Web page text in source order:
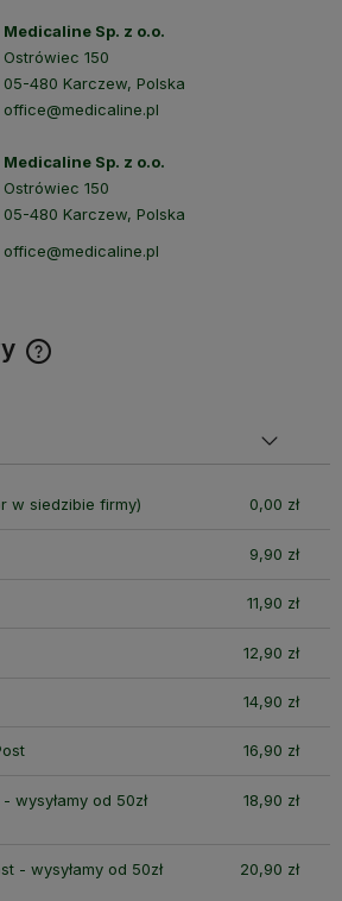
Medicaline Sp. z o.o.
Ostrówiec 150
05-480 Karczew, Polska
office@medicaline.pl
Medicaline Sp. z o.o.
Ostrówiec 150
05-480 Karczew, Polska
office@medicaline.pl
w siedzibie firmy) 0,00 zł
9,90 zł
11,90 zł
12,90 zł
14,90 zł
16,90 zł
wysyłamy od 50zł
18,90 zł
- wysyłamy od 50zł
20,90 zł